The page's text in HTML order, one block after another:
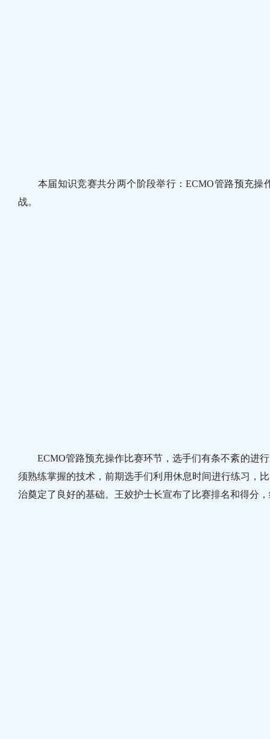
本届知识竞赛共分两个阶段举行：ECMO管路预充操
战。
ECMO管路预充操作比赛环节，选手们有条不紊的进行
须熟练掌握的技术，前期选手们利用休息时间进行练习，
治奠定了良好的基础。王姣护士长宣布了比赛排名和得分